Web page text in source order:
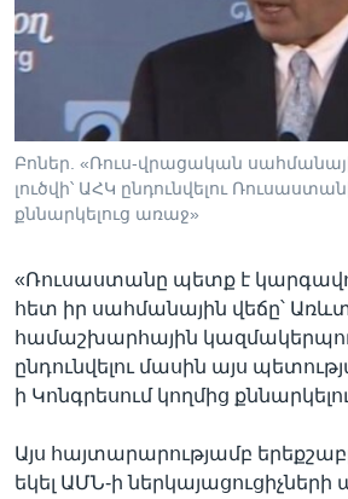
Լեզուներ
Բոներ. «Ռուս-վրացական
լուծվի՝ ԱՀԿ ընդունվելու
քննարկելուց առաջ»
«Ռուսաստանը պետք է
հետ իր սահմանային վեճը՝
համաշխարհային
ընդունվելու մասին այս
ի Կոնգրեսում կողմից
Այս հայտարարությամբ
եկել ԱՄՆ-ի